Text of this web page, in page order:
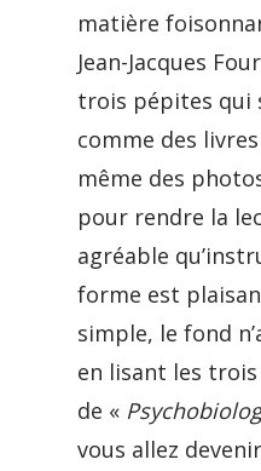
matière
Jean-Jacques
trois pépites qui
comme des
même des
pour rendre la
agréable
forme est
simple, le fond
en lisant les
de «
vous allez